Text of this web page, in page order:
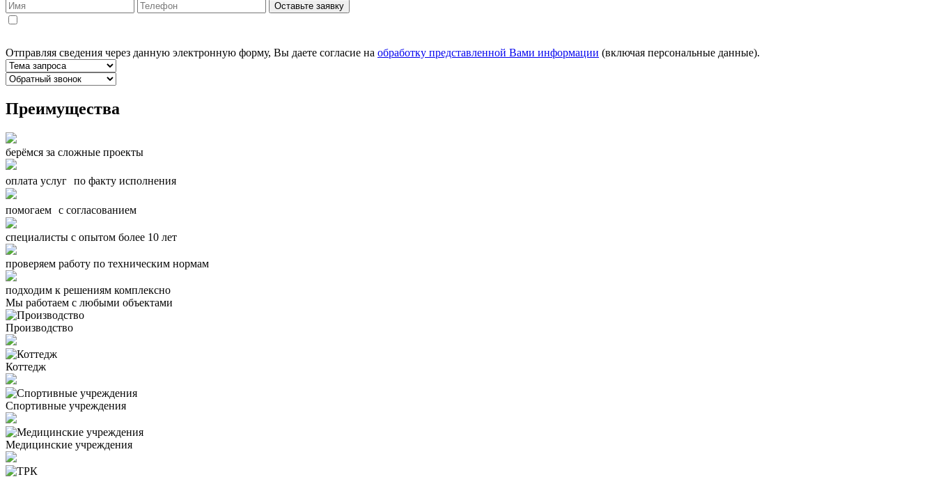
Оставьте заявку
Отправляя сведения через данную электронную форму, Вы даете согласие на обработку представленной Вами информации (включая персональные данные).
Преимущества
берёмся за сложные проекты
оплата услуг по факту исполнения
помогаем с согласованием
специалисты с опытом более 10 лет
проверяем работу по техническим нормам
подходим к решениям комплексно
Мы работаем с любыми объектами
Производство
Коттедж
Спортивные учреждения
Медицинские учреждения